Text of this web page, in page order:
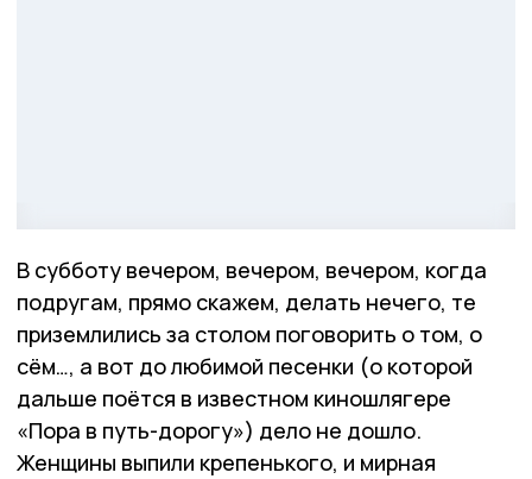
В субботу вечером, вечером, вечером, когда
подругам, прямо скажем, делать нечего, те
приземлились за столом поговорить о том, о
сём…, а вот до любимой песенки (о которой
дальше поётся в известном киношлягере
«Пора в путь-дорогу») дело не дошло.
Женщины выпили крепенького, и мирная